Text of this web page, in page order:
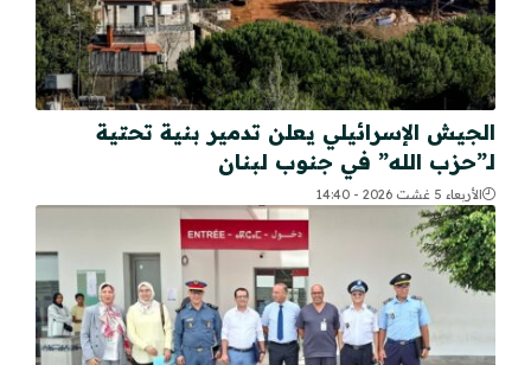
الجيش الإسرائيلي يعلن تدمير بنية تحتية
لـ”حزب الله” في جنوب لبنان
الأربعاء 5 غشت 2026 - 14:40